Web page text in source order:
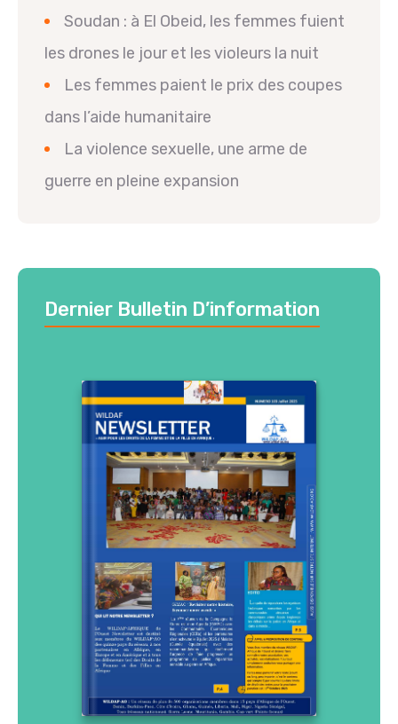
Soudan : à El Obeid, les femmes fuient
les drones le jour et les violeurs la nuit
Les femmes paient le prix des coupes
dans l’aide humanitaire
La violence sexuelle, une arme de
guerre en pleine expansion
Dernier Bulletin D’information